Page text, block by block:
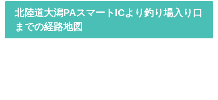
北陸道大潟PAスマートICより釣り場入り口
までの経路地図